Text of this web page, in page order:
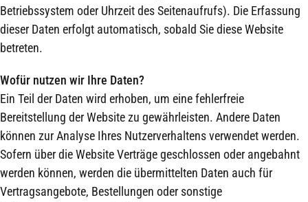
Betriebssystem oder Uhrzeit des Seitenaufrufs). Die Erfassung
dieser Daten erfolgt automatisch, sobald Sie diese Website
betreten.
Wofür nutzen wir Ihre Daten?
Ein Teil der Daten wird erhoben, um eine fehlerfreie
Bereitstellung der Website zu gewährleisten. Andere Daten
können zur Analyse Ihres Nutzerverhaltens verwendet werden.
Sofern über die Website Verträge geschlossen oder angebahnt
werden können, werden die übermittelten Daten auch für
Vertragsangebote, Bestellungen oder sonstige